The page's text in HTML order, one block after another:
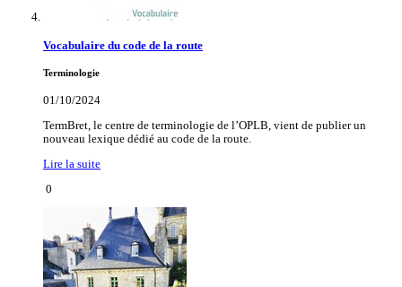
Vocabulaire du code de la route
Terminologie
01/10/2024
TermBret, le centre de terminologie de l’OPLB, vient de publier un
nouveau lexique dédié au code de la route.
Lire la suite
0